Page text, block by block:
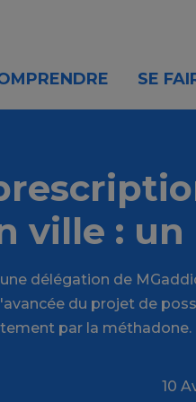
SE
ville : un
délégation de
du projet de
par la méthadone.
10